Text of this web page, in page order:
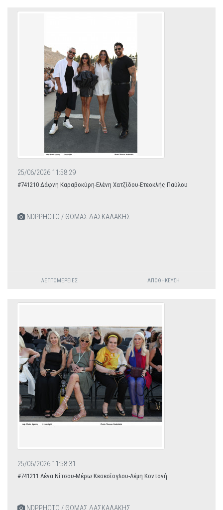
25/06/2026 11:58:29
#741210 Δάφνη Καραβοκύρη-Ελένη Χατζίδου-Ετεοκλής Παύλου
NDPPHOTO / ΘΩΜΑΣ ΔΑΣΚΑΛΑΚΗΣ
ΛΕΠΤΟΜΈΡΕΙΕΣ ΑΠΟΘΉΚΕΥΣΗ
25/06/2026 11:58:31
#741211 Λένα Νίτσου-Μέρω Κεσεσίογλου-Λέμη Κοντονή
NDPPHOTO / ΘΩΜΑΣ ΔΑΣΚΑΛΑΚΗΣ